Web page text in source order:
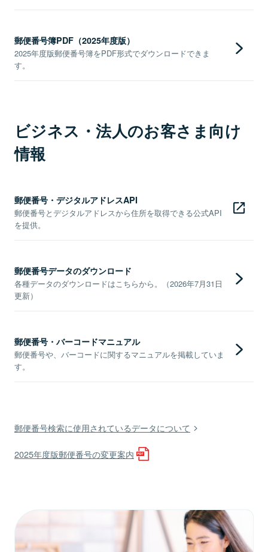
郵便番号簿PDF（2025年度版）
2025年度版郵便番号簿をPDF形式でダウンロードできま
す。
ビジネス・法人のお客さま向け
情報
郵便番号・デジタルアドレスAPI
郵便番号とデジタルアドレスから住所を取得できる公式API
を提供。
郵便番号データのダウンロード
各種データのダウンロードはこちらから。（2026年7月31日
更新）
郵便番号・バーコードマニュアル
郵便番号や、バーコードに関するマニュアルを掲載していま
す。
郵便番号検索に使用されているデータについて
2025年度版郵便番号の変更案内